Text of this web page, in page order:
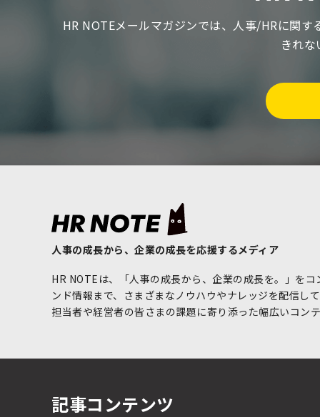
HR NOTEメールマガジンでは、人事/HRに関
きれ
人事の成長から、企業の成長を応援するメディア
HR NOTEは、「人事の成長から、企業の成長を。」を
ンド情報まで、さまざまなノウハウやナレッジを配信し
担当者や経営者の皆さまの課題に寄り添った幅広いコン
記事コンテンツ